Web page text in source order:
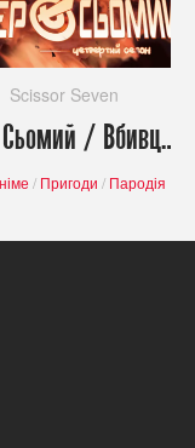
/ Фантастика
Scissor Seven
Кілер Сьомий / Вбивця з ножицями / Scissor Seven (Сезон 4)
/ Пригоди / Пародія